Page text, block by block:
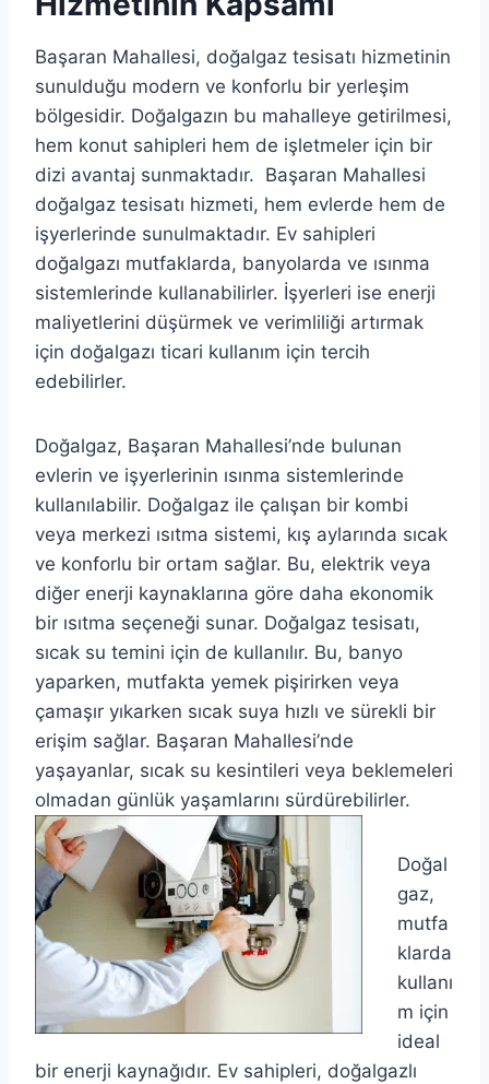
Başaran Mahallesi, doğalgaz tesisatı hizmetinin
sunulduğu modern ve konforlu bir yerleşim
bölgesidir. Doğalgazın bu mahalleye getirilmesi,
hem konut sahipleri hem de işletmeler için bir
dizi avantaj sunmaktadır. Başaran Mahallesi
doğalgaz tesisatı hizmeti, hem evlerde hem de
işyerlerinde sunulmaktadır. Ev sahipleri
doğalgazı mutfaklarda, banyolarda ve ısınma
sistemlerinde kullanabilirler. İşyerleri ise enerji
maliyetlerini düşürmek ve verimliliği artırmak
için doğalgazı ticari kullanım için tercih
edebilirler.
Doğalgaz, Başaran Mahallesi’nde bulunan
evlerin ve işyerlerinin ısınma sistemlerinde
kullanılabilir. Doğalgaz ile çalışan bir kombi
veya merkezi ısıtma sistemi, kış aylarında sıcak
ve konforlu bir ortam sağlar. Bu, elektrik veya
diğer enerji kaynaklarına göre daha ekonomik
bir ısıtma seçeneği sunar. Doğalgaz tesisatı,
sıcak su temini için de kullanılır. Bu, banyo
yaparken, mutfakta yemek pişirirken veya
çamaşır yıkarken sıcak suya hızlı ve sürekli bir
erişim sağlar. Başaran Mahallesi’nde
yaşayanlar, sıcak su kesintileri veya beklemeleri
olmadan günlük yaşamlarını sürdürebilirler.
Doğal
gaz,
mutfa
klarda
kullanı
m için
ideal
bir enerji kaynağıdır. Ev sahipleri, doğalgazlı